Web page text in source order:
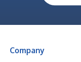
Company